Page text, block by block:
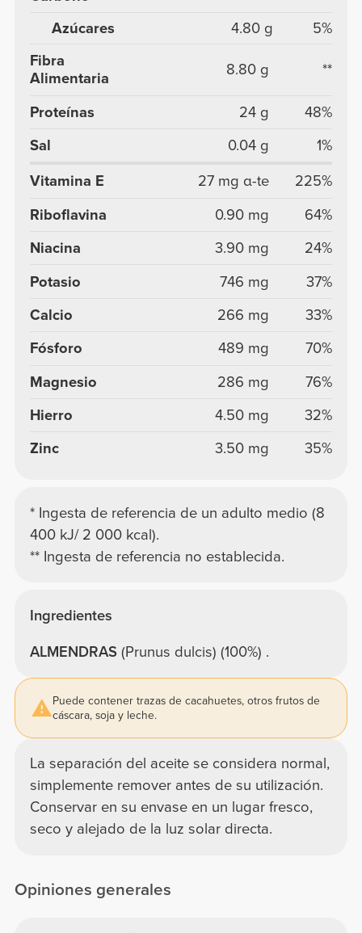
Azúcares
4.80 g
5%
Fibra
Alimentaria
8.80 g **
Proteínas 24 g
48%
Sal
0.04 g 1%
Vitamina E 27 mg α-te
225%
Riboflavina
0.90 mg
64%
Niacina
3.90 mg
24%
Potasio
746 mg
37%
Calcio
266 mg
33%
Fósforo
489 mg
70%
Magnesio
286 mg
76%
Hierro
4.50 mg
32%
Zinc
3.50 mg 35%
* Ingesta de referencia de un adulto medio (8
400 kJ/ 2 000 kcal).
** Ingesta de referencia no establecida.
Ingredientes
ALMENDRAS(Prunus dulcis) (100%) .
Puede contener trazas de cacahuetes, otros frutos de
cáscara, soja y leche.
La separación del aceite se considera normal,
simplemente remover antes de su utilización.
Conservar en su envase en un lugar fresco,
seco y alejado de la luz solar directa.
Opiniones generales